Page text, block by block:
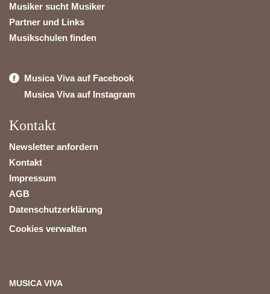
Musiker sucht Musiker
Partner und Links
Musikschulen finden
Musica Viva auf Facebook
Musica Viva auf Instagram
Kontakt
Newsletter anfordern
Kontakt
Impressum
AGB
Datenschutzerklärung
Cookies verwalten
MUSICA VIVA